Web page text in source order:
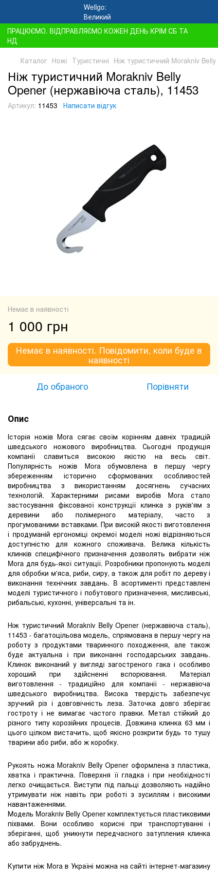
ПРАЦЮЄМО. ВІДПРАВЛЯЄМО КОЖЕН ДЕНЬ КРІМ СБ ТА
НД
Каталог Ножі Туристичні Ніж туристичний Morakniv
Ніж туристичний Morakniv Belly
Opener (нержавіюча сталь), 11453
Артикул: 11453 Написати відгук
Немає в наявності
1 000 грн
Немає в наявності. Повідомити, коли буде в
наявності
До обраного Порівняти
Опис
Історія ножів Mora сягає своїм корінням давніх традицій
шведського ножового виробництва. Сьогодні продукція
компанії славиться високою якістю на весь світ.
Популярність ножів Mora обумовлена ​​в першу чергу
збереженням історично сформованих особливостей
виробництва з використанням досягнень сучасних
технологій. Характерними рисами виробів Mora стало
застосування фіксованої конструкції клинка з руків'ям з
деревини або полімерного матеріалу, часто з
прогумованими вставками. При високій якості виготовлення
і продуманій ергономіці окремої моделі ножі відрізняються
доступністю для кожного споживача. Велика кількість
клинків специфічного призначення дозволять вибрати ніж
Mora для будь-якої ситуації. Розробники пропонують моделі
для обробки м'яса, риби, сиру, а також для робіт по дереву і
виконання технічних завдань. В асортименті представлені
моделі туристичного і побутового призначення, мисливські,
рибальські, кухонні, універсальні та ін.
Ніж туристичний Morakniv Belly Opener (нержавіюча сталь),
11453 - багатоцільова модель, спрямована в першу чергу на
роботу з продуктами тваринного походження, але також
буде актуальна і при виконанні господарських завдань.
Клинок виконаний у вигляді загостреного гака і особливо
хороший при здійсненні вспорювання. Матеріал
виготовлення - традиційно для компанії - нержавіюча
шведського виробництва. Висока твердість забезпечує
зручний різ і довговічність леза. Заточка довго зберігає
гостроту і не вимагає частого правки. Метал стійкий до
різного типу корозійних процесів. Довжина клинка 63 мм і
цього цілком вистачить, щоб якісно розкрити будь то тушу
тварини або риби, або ж коробку.
Рукоять ножа Morakniv Belly Opener оформлена з пластика,
хватка і практична. Поверхня її гладка і при необхідності
легко очищається. Виступи під пальці дозволяють надійно
утримувати ніж навіть при роботі з зусиллям і високими
навантаженнями.
Модель Morakniv Belly Opener комплектується пластиковими
піхвами. Вони особливо корисні при транспортуванні і
зберіганні, щоб уникнути передчасного затупления клинка
або забруднень.
Купити ніж Mora в Україні можна на сайті інтернет-магазину